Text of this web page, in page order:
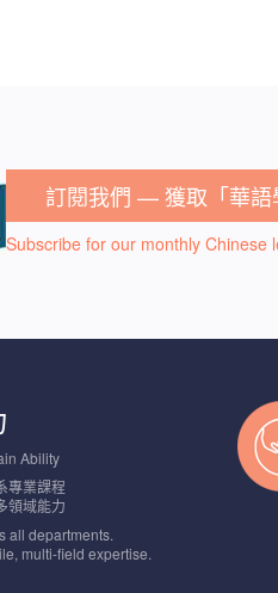
訂閱我們 — 獲取「華語
Subscribe for our monthly Chinese
Ability
專業課程
領域能力
all departments.
multi-field expertise.